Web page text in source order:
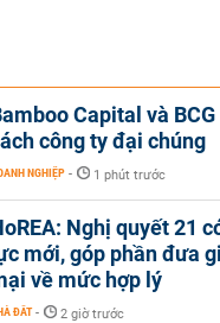
Capital và
công ty đại chúng
NGHIỆP - 1 phút trước
Nghị quyết 21
mới, góp phần đưa
về mức hợp lý
ĐẤT - 2 giờ trước